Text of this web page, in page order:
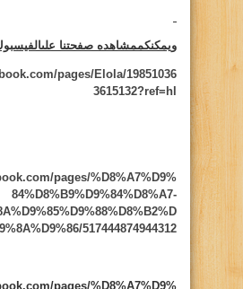
ويمكنكممشاهده صفحتنا
pages/Elola/19851036
3615132?ref=hl
pages/%D8%A7%D9%
84%D8%B9%D9%84%D8%A7-
9%8A%D9%86/517444874944312
pages/%D8%A7%D9%